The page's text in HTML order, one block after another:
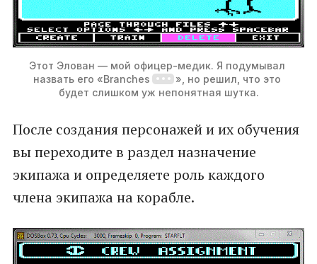
Этот Элован — мой офицер-медик. Я подумывал
назвать его «Branches
», но решил, что это
будет слишком уж непонятная шутка.
После создания персонажей и их обучения
вы переходите в раздел назначение
экипажа и определяете роль каждого
члена экипажа на корабле.